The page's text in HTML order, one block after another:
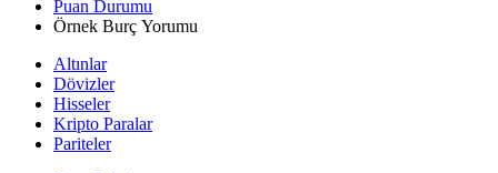
Puan Durumu
Örnek Burç Yorumu
Altınlar
Dövizler
Hisseler
Kripto Paralar
Pariteler